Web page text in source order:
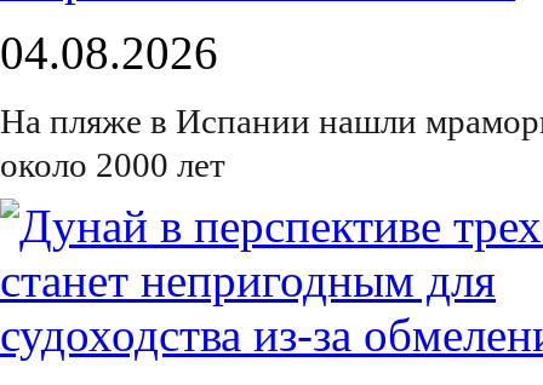
04.08.2026
На пляже в Испании нашли
около 2000 лет